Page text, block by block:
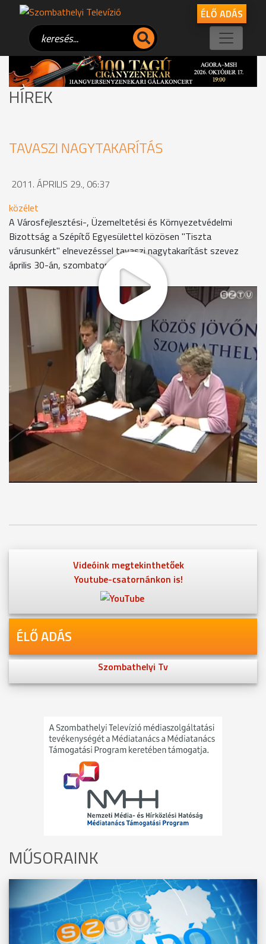
ÉLŐ ADÁS
HÍREK
TAVASZI NAGYTAKARÍTÁS
2011. ÁPRILIS 29., 06:37
közélet
A Városfejlesztési-, Üzemeltetési és Környezetvédelmi
Bizottság a Szépítő Egyesülettel közösen "Tiszta
várusunkért" elnevezéssel tavaszi nagytakarítást szevez
április 30-án, szombaton.
Szinte mindenhol találkozhatunk eldobált szeméttel az egész
város területén annak ellenére, hogy a SZOVA Zrt.
munkatársai folyamatosan gyűjtik a hulladékot - hangzott el
egy mai sajtótájékoztatón a Városházán. A Városfejlesztési-,
Üzemeltetési és Környezetvédelmi Bizottság a Szépítő
Egyesülettel közösen "Tiszta várusunkért" elnevezéssel
tavaszi nagytakarítást szevez április 30-án, szombaton.
MEGOSZTÁS
Videóink megtekinthetőek
Youtube-csatornánkon is!
ÉLŐ ADÁS
Szombathelyi Tv
MŰSORAINK